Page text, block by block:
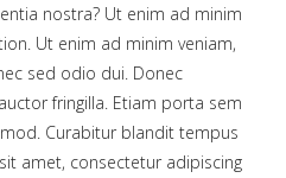
nostra? Ut enim ad minim
Ut enim ad minim veniam,
sed odio dui. Donec
fringilla. Etiam porta sem
Curabitur blandit tempus
amet, consectetur adipiscing